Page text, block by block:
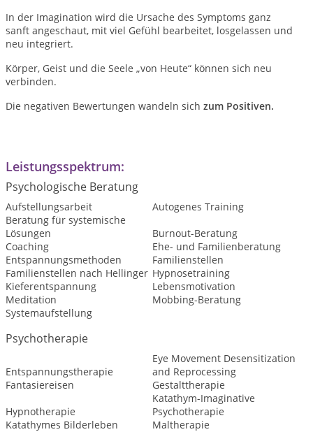
In der Imagination wird die Ursache des Symptoms ganz
sanft angeschaut, mit viel Gefühl bearbeitet, losgelassen und
neu integriert.
Körper, Geist und die Seele „von Heute“ können sich neu
verbinden.
Die negativen Bewertungen wandeln sich zum Positiven.
Leistungsspektrum:
Psychologische Beratung
Aufstellungsarbeit
Autogenes Training
Beratung für systemische
Lösungen
Burnout-Beratung
Coaching
Ehe- und Familienberatung
Entspannungsmethoden
Familienstellen
Familienstellen nach Hellinger Hypnosetraining
Kieferentspannung
Lebensmotivation
Meditation
Mobbing-Beratung
Systemaufstellung
Psychotherapie
Entspannungstherapie
Eye Movement Desensitization
and Reprocessing
Fantasiereisen
Gestalttherapie
Hypnotherapie
Katathym-Imaginative
Psychotherapie
Katathymes Bilderleben
Maltherapie